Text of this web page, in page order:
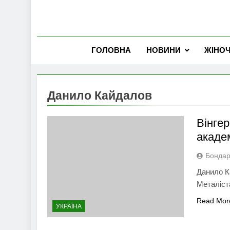
ГОЛОВНА НОВИНИ
Данило Кайдалов
УКРАЇНА
Данило
Read